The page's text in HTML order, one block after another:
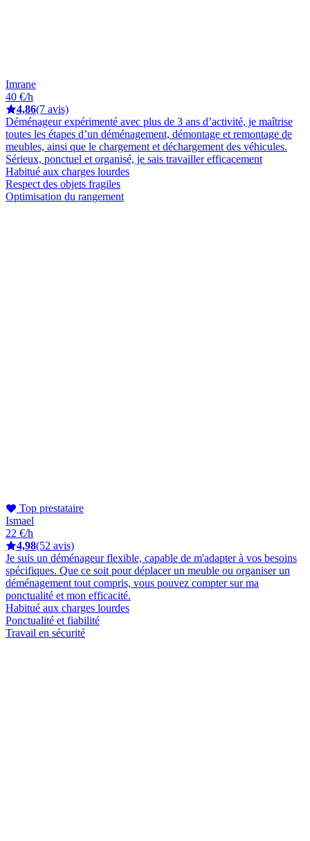
Imrane
40 €/h
4,86(7 avis)
Déménageur expérimenté avec plus de 3 ans d’activité, je maîtrise
toutes les étapes d’un déménagement, démontage et remontage de
meubles, ainsi que le chargement et déchargement des véhicules.
Sérieux, ponctuel et organisé, je sais travailler efficacement
Habitué aux charges lourdes
Respect des objets fragiles
Optimisation du rangement
Top prestataire
Ismael
22 €/h
4,98(52 avis)
Je suis un déménageur flexible, capable de m'adapter à vos besoins
spécifiques. Que ce soit pour déplacer un meuble ou organiser un
déménagement tout compris, vous pouvez compter sur ma
ponctualité et mon efficacité.
Habitué aux charges lourdes
Ponctualité et fiabilité
Travail en sécurité